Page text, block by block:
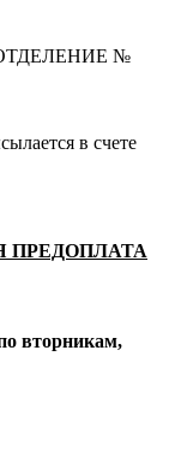
ОТДЕЛЕНИЕ №
в счете
ПРЕДОПЛАТА
вторникам,